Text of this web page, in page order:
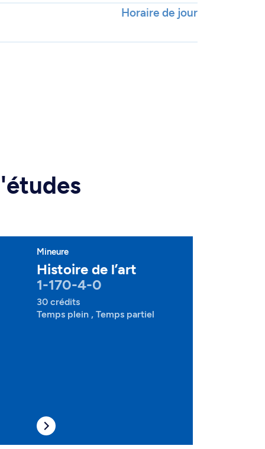
Horaire de jour
Mineure
Histoire de l’art
1-170-4-0
30 crédits
Temps plein , Temps partiel